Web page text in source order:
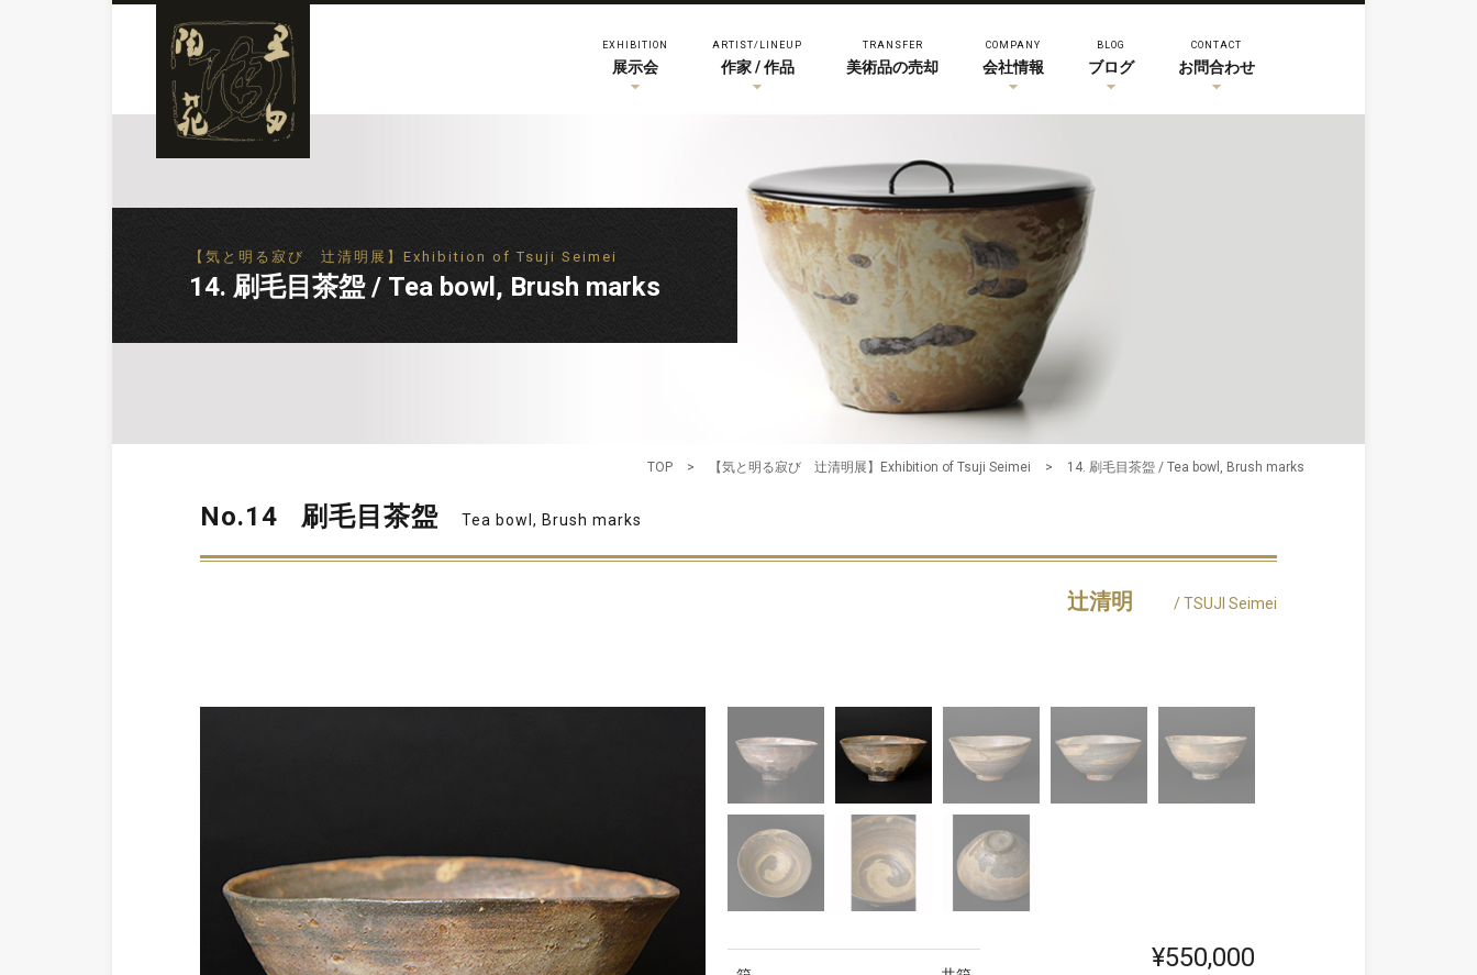
EXHIBITION
展示会
ARTIST/LINEUP
作家 / 作品
TRANSFER
美術品の売却
COMPANY
会社情報
BLOG
ブログ
CONTACT
お問合わせ
【気と明る寂び 辻清明展】Exhibition of Tsuji Seimei
14. 刷毛目茶盌 / Tea bowl, Brush marks
TOP > 【気と明る寂び 辻清明展】Exhibition of Tsuji Seimei > 14. 刷毛目茶盌 / Tea bowl, Brush marks
No.14 刷毛目茶盌 Tea bowl, Brush marks
辻清明 / TSUJI Seimei
¥550,000